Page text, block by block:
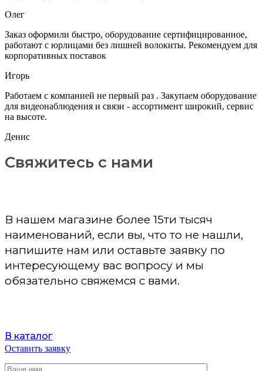
Олег
Заказ оформили быстро, оборудование сертифицированное,
работают с юрлицами без лишней волокиты. Рекомендуем для
корпоративных поставок
Игорь
Работаем с компанией не первый раз . Закупаем оборудование
для видеонаблюдения и связи - ассортимент широкий, сервис
на высоте.
Денис
Свяжитесь с нами
В нашем магазине более 15ти тысяч
наименований, если вы, что то не нашли,
напишите нам или оставьте заявку по
интересующему вас вопросу и мы
обязательно свяжемся с вами.
В каталог
Оставить заявку